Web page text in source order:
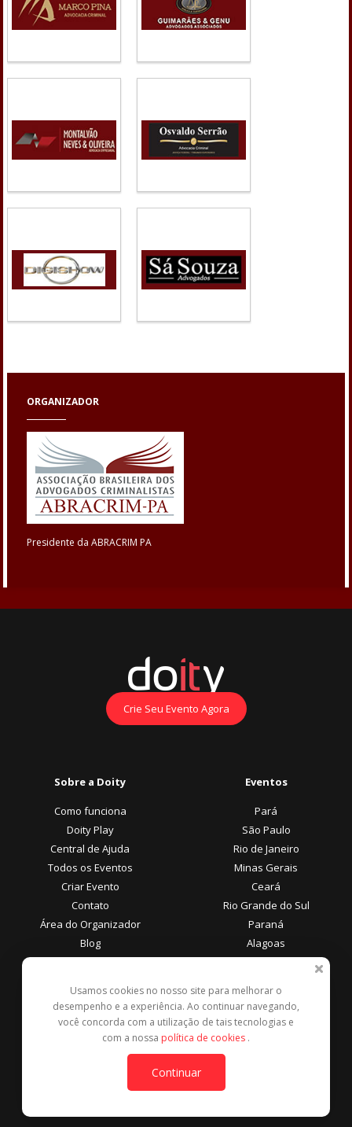
ORGANIZADOR
Presidente da ABRACRIM PA
Crie Seu Evento Agora
Sobre a Doity
Como funciona
Doity Play
Central de Ajuda
Todos os Eventos
Criar Evento
Contato
Área do Organizador
Blog
Eventos
Pará
São Paulo
Rio de Janeiro
Minas Gerais
Ceará
Rio Grande do Sul
Paraná
Alagoas
Área do Participante
Central de Ajuda
Denunciar este evento
Formas de Pagamento
Usamos cookies no nosso site para melhorar o
desempenho e a experiência. Ao continuar navegando,
você concorda com a utilização de tais tecnologias e
com a nossa política de cookies .
Continuar